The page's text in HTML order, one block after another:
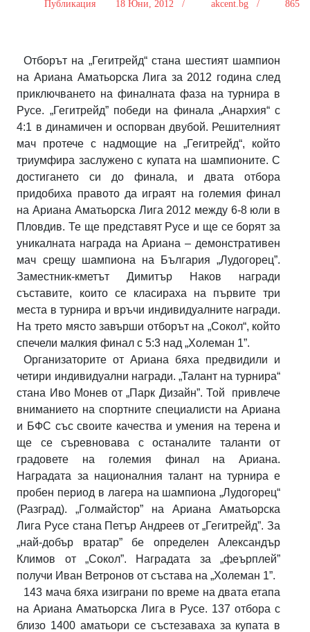
Публикация 18 Юни, 2012 / akcent.bg / 865
Отборът на „Гегитрейд“ стана шестият шампион
на Ариана Аматьорска Лига за 2012 година след
приключването на финалната фаза на турнира в
Русе. „Гегитрейд” победи на финала „Анархия“ с
4:1 в динамичен и оспорван двубой. Решителният
мач протече с надмощие на „Гегитрейд“, който
триумфира заслужено с купата на шампионите. С
достигането си до финала, и двата отбора
придобиха правото да играят на големия финал
на Ариана Аматьорска Лига 2012 между 6-8 юли в
Пловдив. Те ще представят Русе и ще се борят за
уникалната награда на Ариана – демонстративен
мач срещу шампиона на България „Лудогорец”.
Заместник-кметът Димитър Наков награди
съставите, които се класираха на първите три
места в турнира и връчи индивидуалните награди.
На трето място завърши отборът на „Сокол“, който
спечели малкия финал с 5:3 над „Холеман 1”.
Организаторите от Ариана бяха предвидили и
четири индивидуални награди. „Талант на турнира“
стана Иво Монев от „Парк Дизайн”. Той
привлече
вниманието на спортните специалисти на Ариана
и БФС със своите качества и умения на терена и
ще се съревновава с останалите таланти от
градовете на големия финал на Ариана.
Наградата за националния талант на турнира е
пробен период в лагера на шампиона „Лудогорец“
(Разград). „Голмайстор” на Ариана Аматьорска
Лига Русе стана Петър Андреев от „Гегитрейд”. За
„най-добър вратар” бе определен Александър
Климов от „Сокол”. Наградата за „феърплей”
получи Иван Ветронов от състава на „Холеман 1”.
143 мача бяха изиграни по време на двата етапа
на Ариана Аматьорска Лига в Русе. 137 отбора с
близо 1400 аматьори се състезаваха за купата в